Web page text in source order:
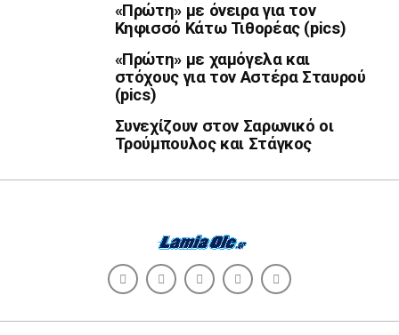
«Πρώτη» με όνειρα για τον
Κηφισσό Κάτω Τιθορέας (pics)
«Πρώτη» με χαμόγελα και
στόχους για τον Αστέρα Σταυρού
(pics)
Συνεχίζουν στον Σαρωνικό οι
Τρούμπουλος και Στάγκος